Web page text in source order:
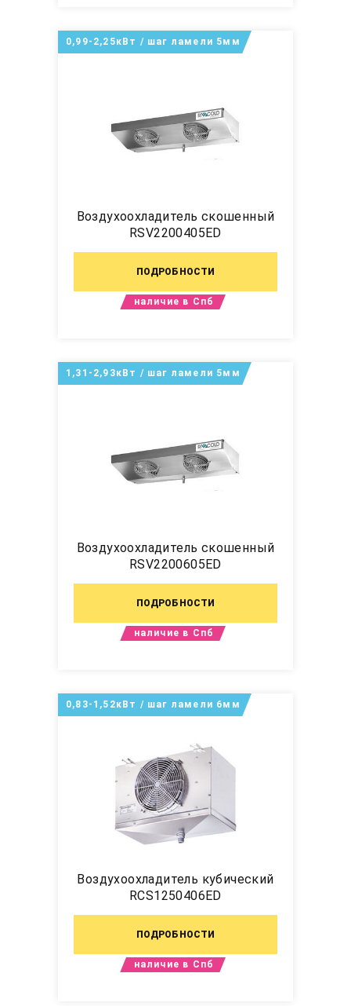
Воздухоохладитель скошенный
RSV2200405ED
ПОДРОБНОСТИ
0,99-2,25кВт / шаг ламели 5мм
наличие в Спб
Воздухоохладитель скошенный
RSV2200605ED
ПОДРОБНОСТИ
1,31-2,93кВт / шаг ламели 5мм
наличие в Спб
Воздухоохладитель кубический
RCS1250406ED
ПОДРОБНОСТИ
0,83-1,52кВт / шаг ламели 6мм
наличие в Спб